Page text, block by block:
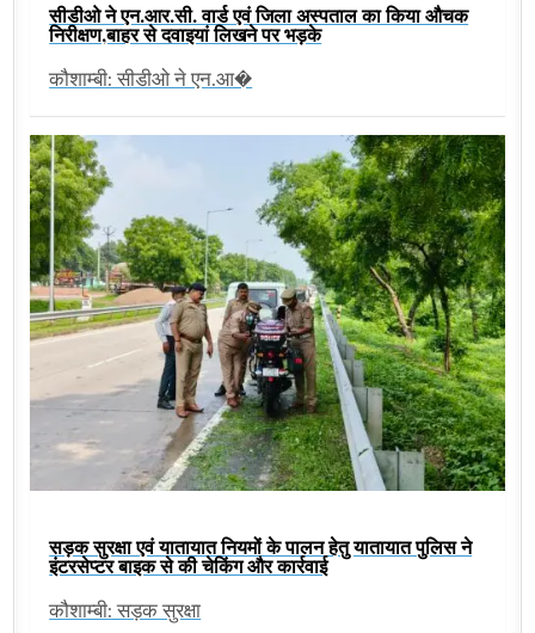
सीडीओ ने एन.आर.सी. वार्ड एवं जिला अस्पताल का किया औचक
निरीक्षण,बाहर से दवाइयां लिखने पर भड़के
कौशाम्बी: सीडीओ ने एन.आ�
सड़क सुरक्षा एवं यातायात नियमों के पालन हेतु यातायात पुलिस ने
इंटरसेप्टर बाइक से की चेकिंग और कार्रवाई
कौशाम्बी: सड़क सुरक्षा